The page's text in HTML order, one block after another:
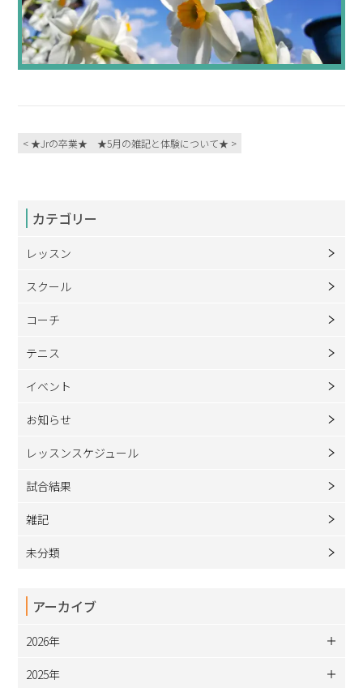
< ★Jrの卒業★ ★5月の雑記と体験について★ >
カテゴリー
レッスン
スクール
コーチ
テニス
イベント
お知らせ
レッスンスケジュール
試合結果
雑記
未分類
アーカイブ
2026年
2025年